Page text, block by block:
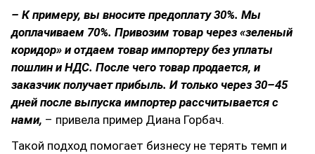
– К примеру, вы вносите предоплату 30%. Мы
доплачиваем 70%. Привозим товар через «зеленый
коридор» и отдаем товар импортеру без уплаты
пошлин и НДС. После чего товар продается, и
заказчик получает прибыль. И только через 30–45
дней после выпуска импортер рассчитывается с
нами, – привела пример Диана Горбач.
Такой подход помогает бизнесу не терять темп и